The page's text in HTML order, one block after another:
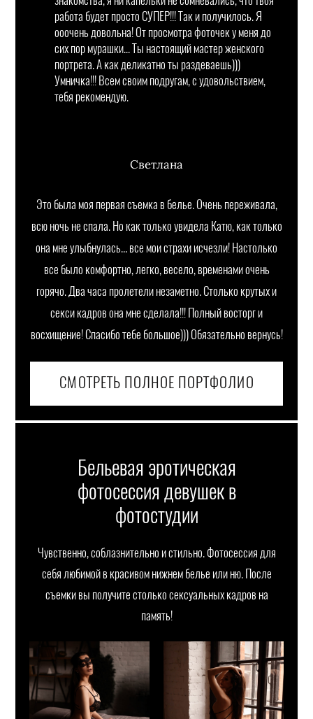
работа будет просто СУПЕР!!! Так и получилось. Я
ооочень довольна! От просмотра фоточек у меня до
сих пор мурашки... Ты настоящий мастер женского
портрета. А как деликатно ты раздеваешь)))
Умничка!!! Всем своим подругам, с удовольствием,
тебя рекомендую.
Светлана
Это была моя первая съемка в белье. Очень переживала,
всю ночь не спала. Но как только увидела Катю, как только
она мне улыбнулась... все мои страхи исчезли! Настолько
все было комфортно, легко, весело, временами очень
горячо. Два часа пролетели незаметно. Столько крутых и
секси кадров она мне сделала!!! Полный восторг и
восхищение! Спасибо тебе большое))) Обязательно вернусь!
СМОТРЕТЬ ПОЛНОЕ ПОРТФОЛИО
Бельевая эротическая
фотосессия девушек в
фотостудии
Чувственно, соблазнительно и стильно. Фотосессия для
себя любимой в красивом нижнем белье или ню. После
съемки вы получите столько сексуальных кадров на
память!